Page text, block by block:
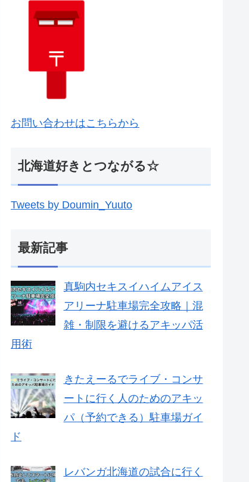
お問い合わせはこちらから
北海道好きとつながる☆
Tweets by Doumin_Yuuto
最新記事
真駒内セキスイハイムアイス
アリーナ駐車場完全攻略｜混
雑・制限を避けるアキッパ活
用術
きたえーるでライブ・コンサ
ートに行く人のためのアキッ
パ（予約できる）駐車場ガイ
ド
レバンガ北海道の試合に行く